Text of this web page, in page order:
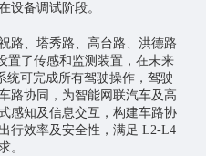
设备调试阶段。
路、塔秀路、高台路、洪德路
置了传感和监测装置， 在未来
统可完成所有驾驶操作，驾驶
路协同 ，为智能网联汽车及高
感知及信息交互，构建车路协
行效率及安全性，满足 L2-L4
。